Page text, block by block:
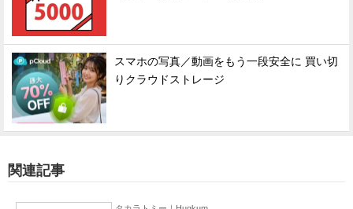
スマホの写真／動画をもう一段安全に 買い切
りクラウドストレージ
関連記事